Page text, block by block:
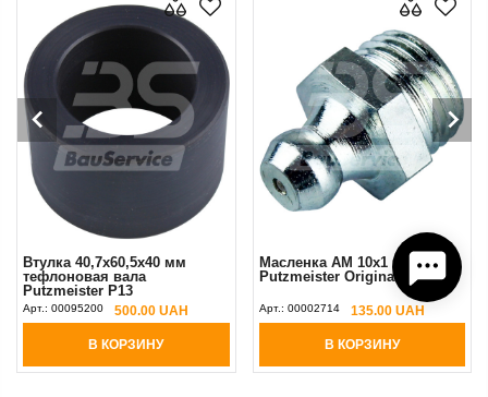
Втулка 40,7x60,5x40 мм
тефлоновая вала
Putzmeister P13
Арт.: 00095200 500.00 UAH
В КОРЗИНУ
Масленка AM 10x1 мм
Putzmeister Original
Арт.: 00002714 135.00 UAH
В КОРЗИНУ